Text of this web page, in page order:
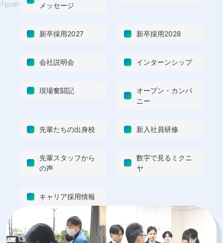
メッセージ
新卒採用2027 新卒採用2028
会社説明会 インターンシップ
現場奮闘記
オープン・カンパ
ニー
先輩たちの出身校 新入社員研修
先輩スタッフから
の声
数字で見るミクニ
ヤ
キャリア採用情報